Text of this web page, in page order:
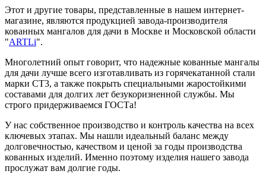
Этот и другие товары, представленные в нашем интернет-
магазине, являются продукцией завода-производителя
кованных мангалов для дачи в Москве и Московской области
"ARTLi".
Многолетний опыт говорит, что надежные кованные мангалы
для дачи лучше всего изготавливать из горячекатанной стали
марки СТ3, а также покрыть специальными жаростойкими
составами для долгих лет безукоризненной службы. Мы
строго придерживаемся ГОСТа!
У нас собственное производство и контроль качества на всех
ключевых этапах. Мы нашли идеальный баланс между
долговечностью, качеством и ценой за годы производства
кованных изделий. Именно поэтому изделия нашего завода
прослужат вам долгие годы.